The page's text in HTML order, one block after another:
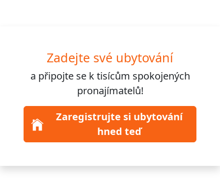
Zadejte své ubytování
a připojte se ktisícům spokojených
pronajímatelů!
Zaregistrujte si ubytování
hned teď